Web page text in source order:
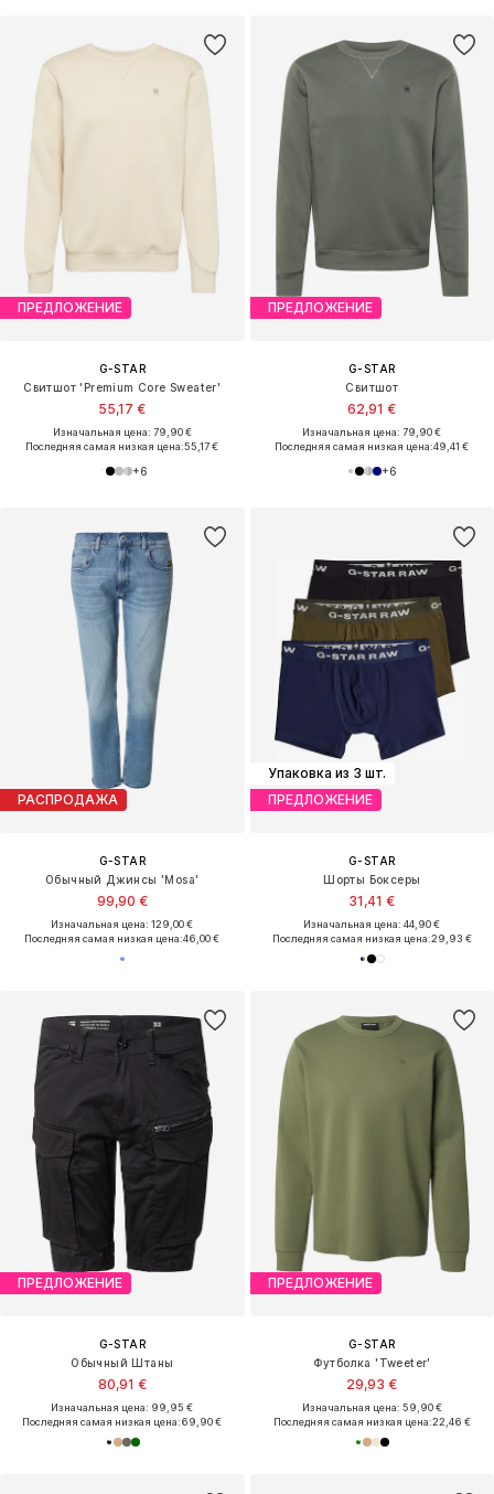
ПРЕДЛОЖЕНИЕ
G-STAR
Свитшот 'Premium Core Sweater'
55,17 €
Изначальная цена: 79,90 €
Последняя самая низкая цена:55,17 €
+6
ПРЕДЛОЖЕНИЕ
G-STAR
Свитшот
62,91 €
Изначальная цена: 79,90 €
Последняя самая низкая цена:49,41 €
+6
РАСПРОДАЖА
G-STAR
Обычный Джинсы 'Mosa'
99,90 €
Изначальная цена: 129,00 €
Последняя самая низкая цена:46,00 €
Упаковка из 3 шт.
ПРЕДЛОЖЕНИЕ
G-STAR
Шорты Боксеры
31,41 €
Изначальная цена: 44,90 €
Последняя самая низкая цена:29,93 €
ПРЕДЛОЖЕНИЕ
G-STAR
Обычный Штаны
80,91 €
Изначальная цена: 99,95 €
Последняя самая низкая цена:69,90 €
ПРЕДЛОЖЕНИЕ
G-STAR
Футболка 'Tweeter'
29,93 €
Изначальная цена: 59,90 €
Последняя самая низкая цена:22,46 €